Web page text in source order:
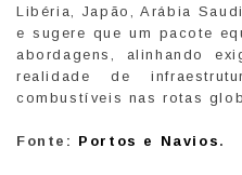
Libéria, Japão, Arábia
e sugere que um pacote
abordagens, alinhando
realidade de
combustíveis nas rotas
Fonte: Portos e Navios .